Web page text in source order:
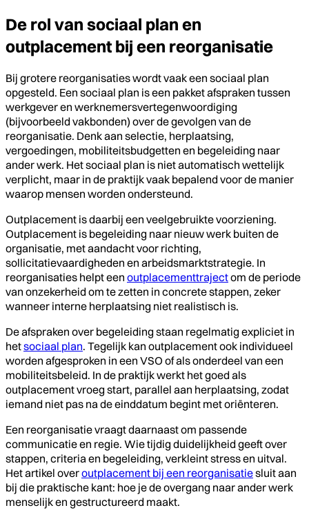
De rol van sociaal plan en
outplacement bij een reorganisatie
Bij grotere reorganisaties wordt vaak een sociaal plan
opgesteld. Een sociaal plan is een pakket afspraken tussen
werkgever en werknemersvertegenwoordiging
(bijvoorbeeld vakbonden) over de gevolgen van de
reorganisatie. Denk aan selectie, herplaatsing,
vergoedingen, mobiliteitsbudgetten en begeleiding naar
ander werk. Het sociaal plan is niet automatisch wettelijk
verplicht, maar in de praktijk vaak bepalend voor de manier
waarop mensen worden ondersteund.
Outplacement is daarbij een veelgebruikte voorziening.
Outplacement is begeleiding naar nieuw werk buiten de
organisatie, met aandacht voor richting,
sollicitatievaardigheden en arbeidsmarktstrategie. In
reorganisaties helpt een outplacementtrajectom de periode
van onzekerheid om te zetten in concrete stappen, zeker
wanneer interne herplaatsing niet realistisch is.
De afspraken over begeleiding staan regelmatig expliciet in
hetsociaal plan. Tegelijk kan outplacement ook individueel
worden afgesproken in een VSO of als onderdeel van een
mobiliteitsbeleid. In de praktijk werkt het goed als
outplacement vroeg start, parallel aan herplaatsing, zodat
iemand niet pas na de einddatum begint met oriënteren.
Een reorganisatie vraagt daarnaast om passende
communicatie en regie. Wie tijdig duidelijkheid geeft over
stappen, criteria en begeleiding, verkleint stress en uitval.
Het artikel overoutplacement bij een reorganisatiesluit aan
bij die praktische kant: hoe je de overgang naar ander werk
menselijk en gestructureerd maakt.